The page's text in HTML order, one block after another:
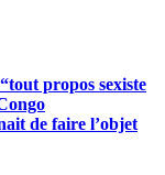
propos sexiste
de faire l’objet